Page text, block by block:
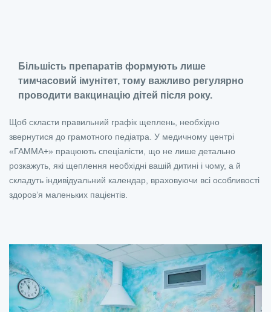
Більшість препаратів формують лише
тимчасовий імунітет, тому важливо регулярно
проводити вакцинацію дітей після року.
Щоб скласти правильний графік щеплень, необхідно
звернутися до грамотного педіатра. У медичному центрі
«ГАММА+» працюють спеціалісти, що не лише детально
розкажуть, які щеплення необхідні вашій дитині і чому, а й
складуть індивідуальний календар, враховуючи всі особливості
здоров’я маленьких пацієнтів.